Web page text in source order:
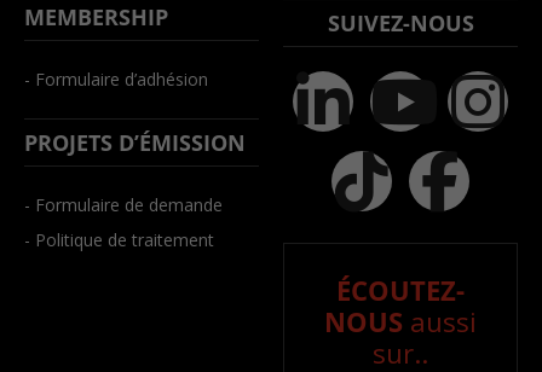
MEMBERSHIP
- Formulaire d’adhésion
PROJETS D’ÉMISSION
- Formulaire de demande
- Politique de traitement
SUIVEZ-NOUS
ÉCOUTEZ-
NOUS aussi
sur..